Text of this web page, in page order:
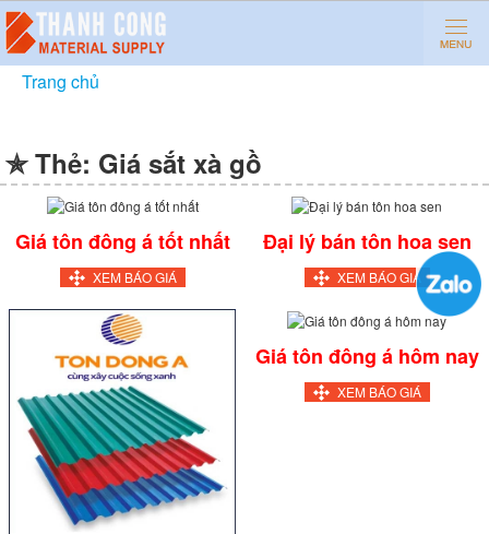
Trang chủ
✯ Thẻ: Giá sắt xà gồ
Giá tôn đông á tốt nhất
XEM BÁO GIÁ
Đại lý bán tôn hoa sen
XEM BÁO GIÁ
Giá tôn đông á hôm nay
XEM BÁO GIÁ